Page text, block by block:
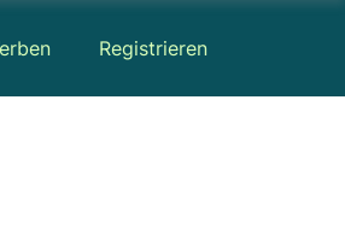
Registrieren